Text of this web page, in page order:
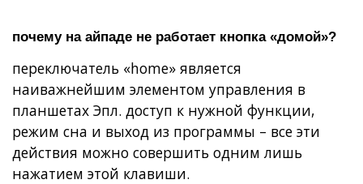
почему на айпаде не работает кнопка «домой»?
переключатель «home» является
наиважнейшим элементом управления в
планшетах Эпл. доступ к нужной функции,
режим сна и выход из программы – все эти
действия можно совершить одним лишь
нажатием этой клавиши.